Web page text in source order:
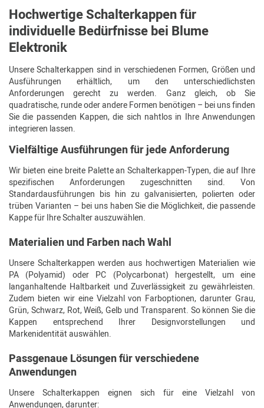
Hochwertige Schalterkappen für
individuelle Bedürfnisse bei Blume
Elektronik
Unsere Schalterkappen sind in verschiedenen Formen, Größen und
Ausführungen erhältlich, um den unterschiedlichsten
Anforderungen gerecht zu werden. Ganz gleich, ob Sie
quadratische, runde oder andere Formen benötigen – bei uns finden
Sie die passenden Kappen, die sich nahtlos in Ihre Anwendungen
integrieren lassen.
Vielfältige Ausführungen für jede Anforderung
Wir bieten eine breite Palette an Schalterkappen-Typen, die auf Ihre
spezifischen Anforderungen zugeschnitten sind. Von
Standardausführungen bis hin zu galvanisierten, polierten oder
trüben Varianten – bei uns haben Sie die Möglichkeit, die passende
Kappe für Ihre Schalter auszuwählen.
Materialien und Farben nach Wahl
Unsere Schalterkappen werden aus hochwertigen Materialien wie
PA (Polyamid) oder PC (Polycarbonat) hergestellt, um eine
langanhaltende Haltbarkeit und Zuverlässigkeit zu gewährleisten.
Zudem bieten wir eine Vielzahl von Farboptionen, darunter Grau,
Grün, Schwarz, Rot, Weiß, Gelb und Transparent. So können Sie die
Kappen entsprechend Ihrer Designvorstellungen und
Markenidentität auswählen.
Passgenaue Lösungen für verschiedene
Anwendungen
Unsere Schalterkappen eignen sich für eine Vielzahl von
Anwendungen, darunter: